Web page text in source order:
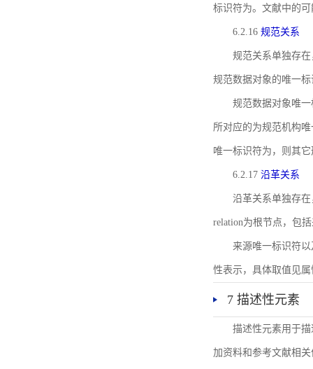
标识符为。文献中的
6.2.16 规范关系
规范关系单独存
规范数据对象的唯一
规范数据对象唯一
所对应的为规范机构
唯一标识符为，则其
6.2.17 沿革关系
沿革关系单独存
relation为根节点，包
来源唯一标识符以
性表示，具体取值见属
7 描述性元素
描述性元素用于
加资料和参考文献相